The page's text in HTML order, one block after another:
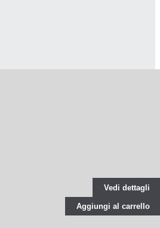
Vedi dettagli
Aggiungi al carrello